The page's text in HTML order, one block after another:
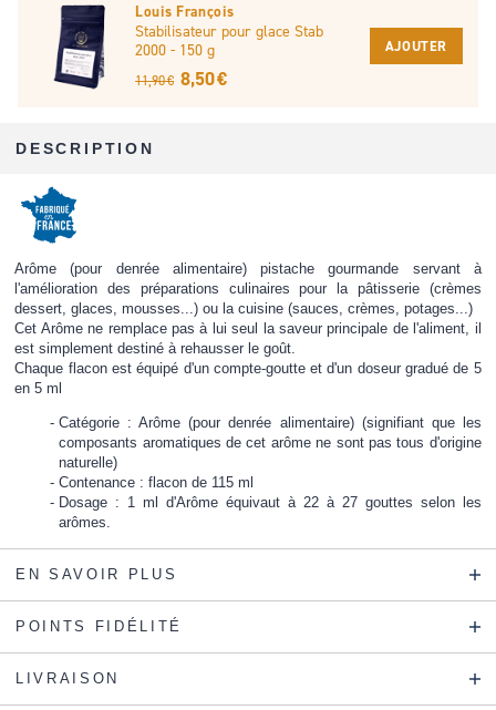
Louis François
Stabilisateur pour glace Stab
2000 - 150 g
11,90 € 8,50 €
AJOUTER
DESCRIPTION
Arôme (pour denrée alimentaire) pistache gourmande servant à
l'amélioration des préparations culinaires pour la pâtisserie (crèmes
dessert, glaces, mousses...) ou la cuisine (sauces, crèmes, potages...)
Cet Arôme ne remplace pas à lui seul la saveur principale de l'aliment, il
est simplement destiné à rehausser le goût.
Chaque flacon est équipé d'un compte-goutte et d'un doseur gradué de 5
en 5 ml
Catégorie : Arôme (pour denrée alimentaire) (signifiant que les
composants aromatiques de cet arôme ne sont pas tous d'origine
naturelle)
Contenance : flacon de 115 ml
Dosage : 1 ml d'Arôme équivaut à 22 à 27 gouttes selon les
arômes.
EN SAVOIR PLUS
POINTS FIDÉLITÉ
LIVRAISON